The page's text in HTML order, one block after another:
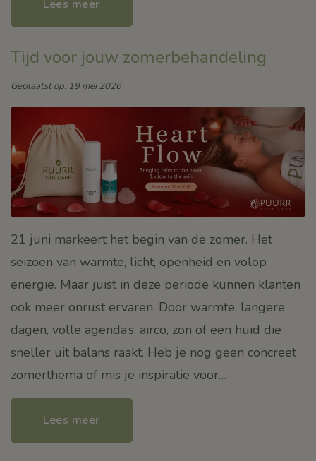
Lees meer
Tijd voor jouw zomerbehandeling
Geplaatst op: 19 mei 2026
21 juni markeert het begin van de zomer. Het
seizoen van warmte, licht, openheid en volop
energie. Maar juist in deze periode kunnen klanten
ook meer onrust ervaren. Door warmte, langere
dagen, volle agenda’s, airco, zon of een huid die
sneller uit balans raakt. Heb je nog geen concreet
zomerthema of mis je inspiratie voor…
Lees meer